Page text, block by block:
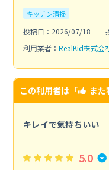
キッチン清掃
投稿日：2026/07/18
利用業者： RealKid株式会
この利用者は「 ま
キレイで気持ちいい
5.0